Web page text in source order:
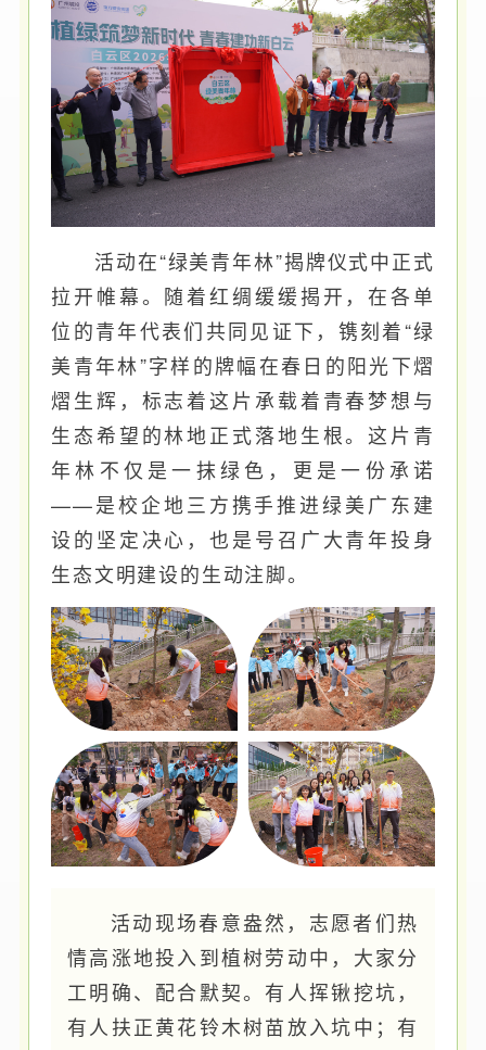
活动在“绿美青年林”揭牌仪式中正式
拉开帷幕。随着红绸缓缓揭开，在各单
位的青年代表们共同见证下，镌刻着“绿
美青年林”字样的牌幅在春日的阳光下熠
熠生辉，标志着这片承载着青春梦想与
生态希望的林地正式落地生根。这片青
年林不仅是一抹绿色，更是一份承诺
——是校企地三方携手推进绿美广东建
设的坚定决心，也是号召广大青年投身
生态文明建设的生动注脚。
活动现场春意盎然，志愿者们热
情高涨地投入到植树劳动中，大家分
工明确、配合默契。有人挥锹挖坑，
有人扶正黄花铃木树苗放入坑中；有